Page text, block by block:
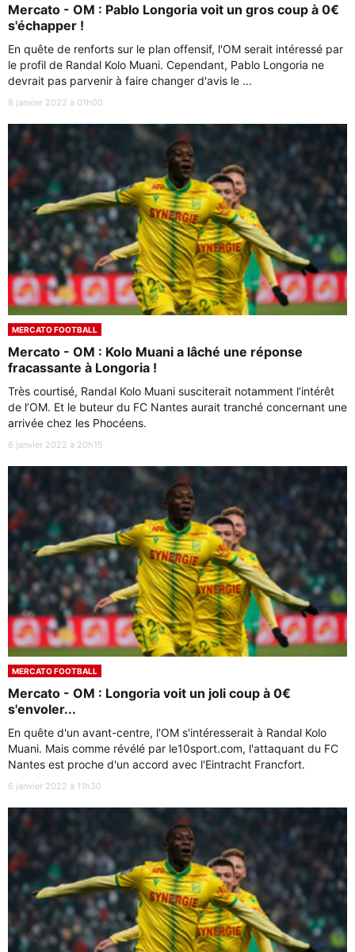
Mercato - OM : Pablo Longoria voit un gros coup à 0€
s'échapper !
En quête de renforts sur le plan offensif, l'OM serait intéressé par
le profil de Randal Kolo Muani. Cependant, Pablo Longoria ne
devrait pas parvenir à faire changer d'avis le ...
8 janvier 2022 à 01h00
MERCATO FOOTBALL
Mercato - OM : Kolo Muani a lâché une réponse
fracassante à Longoria !
Très courtisé, Randal Kolo Muani susciterait notamment l’intérêt
de l’OM. Et le buteur du FC Nantes aurait tranché concernant une
arrivée chez les Phocéens.
6 janvier 2022 à 20h15
MERCATO FOOTBALL
Mercato - OM : Longoria voit un joli coup à 0€
s'envoler...
En quête d'un avant-centre, l'OM s'intéresserait à Randal Kolo
Muani. Mais comme révélé par le10sport.com, l'attaquant du FC
Nantes est proche d'un accord avec l'Eintracht Francfort.
6 janvier 2022 à 11h30